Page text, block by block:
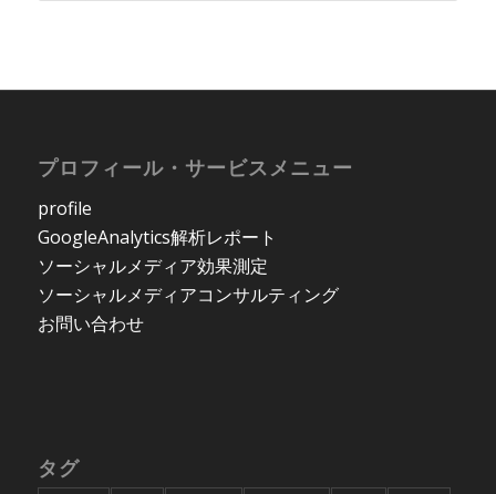
プロフィール・サービスメニュー
profile
GoogleAnalytics解析レポート
ソーシャルメディア効果測定
ソーシャルメディアコンサルティング
お問い合わせ
タグ